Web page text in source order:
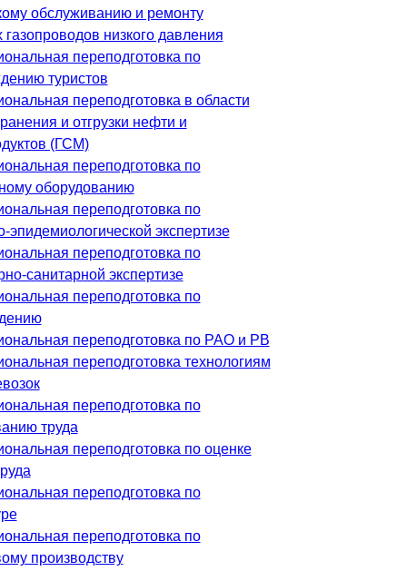
обслуживанию и ремонту
низкого давления
переподготовка по
туристов
переподготовка в области
и отгрузки нефти и
(ГСМ)
переподготовка по
оборудованию
переподготовка по
эпидемиологической экспертизе
переподготовка по
санитарной экспертизе
переподготовка по
переподготовка по РАО и РВ
переподготовка технологиям
переподготовка по
труда
переподготовка по оценке
переподготовка по
переподготовка по
производству